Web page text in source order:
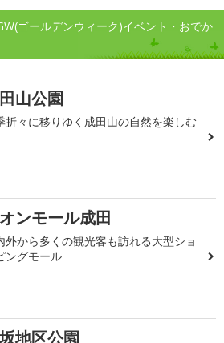
ゴールデンウィーク)イベント・おでか
山公園
折々に移りゆく成田山の自然を楽しむ
ンモール成田
外から多くの観光客も訪れる大型ショ
ングモール
地区公園